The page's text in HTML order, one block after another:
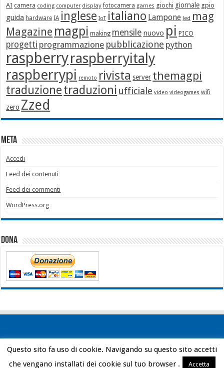
AI camera coding computer display fotocamera games giochi giornale gpio
guida hardware IA inglese IoT italiano Lampone led mag
Magazine magpi making mensile nuovo pi PICO
progetti programmazione pubblicazione python
raspberryraspberryitaly
raspberrypi remoto rivista server themagpi
traduzionetraduzioni ufficiale video videogames wifi
zero Zzed
Meta
Accedi
Feed dei contenuti
Feed dei commenti
WordPress.org
Dona
Powered by WordPress| Designed by Bob Vann
Questo sito fa uso di cookie. Navigando su questo sito accetti
che vengano installati dei cookie sul tuo browser .
Accetta